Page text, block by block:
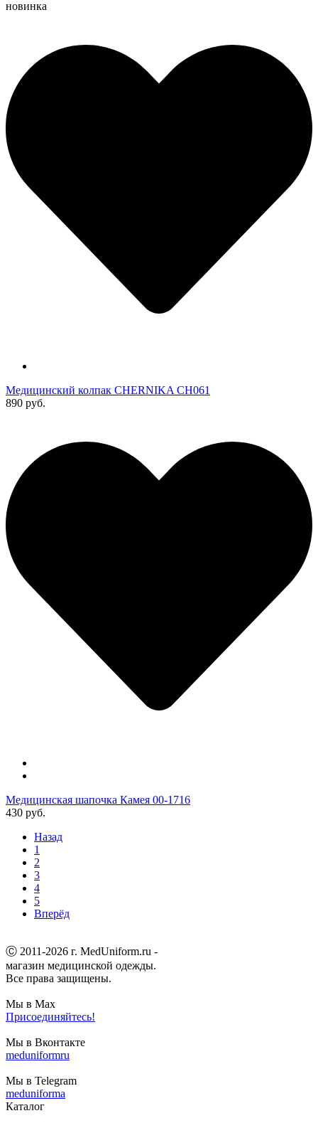
новинка
Медицинский колпак CHERNIKA CH061
890 руб.
Медицинская шапочка Камея 00-1716
430 руб.
Назад
1
2
3
4
5
Вперёд
Ⓒ 2011-2026 г. MedUniform.ru -
магазин медицинской одежды.
Все права защищены.
Мы в Max
Присоединяйтесь!
Мы в Вконтакте
meduniformru
Мы в Telegram
meduniforma
Каталог